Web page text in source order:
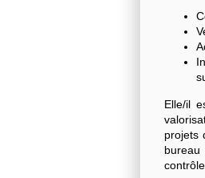
Elle/il
projets
bureau